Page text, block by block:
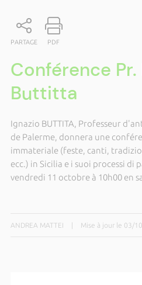
PARTAGE PDF
Conférence Pr.
Buttitta
Ignazio BUTTITA, Professeur
de Palerme, donnera une
immateriale (feste, canti,
ecc.) in Sicilia e i suoi processi di
vendredi 11 octobre à 10h00 en
ANDREA MATTEI Mise à jour le 03/